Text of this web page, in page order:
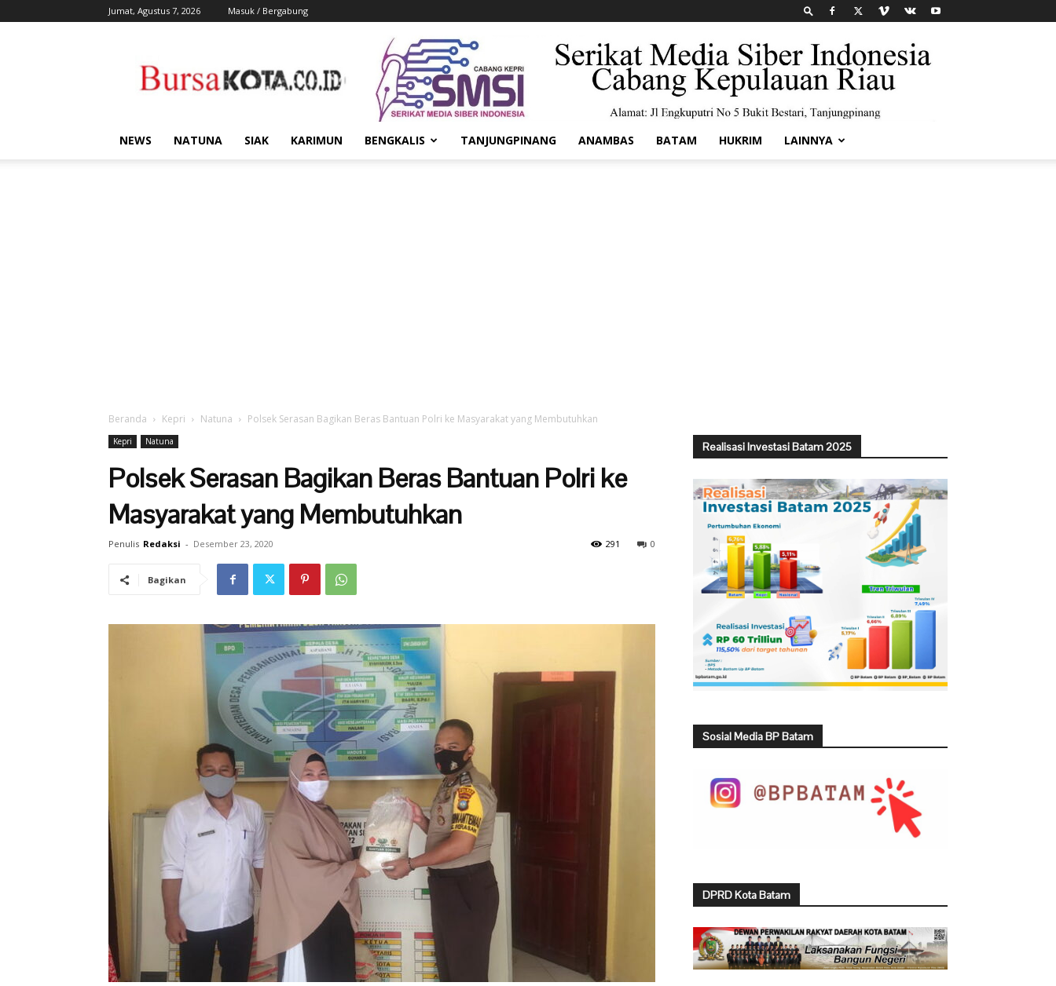
Jumat, Agustus 7, 2026 Masuk / Bergabung
Kota
NEWS NATUNA SIAK KARIMUN BENGKALIS TANJUNGPINANG ANAMBAS BATAM HUKRIM LAINNYA
Beranda Kepri Natuna Polsek Serasan Bagikan Beras Bantuan Polri ke Masyarakat yang Membutuhkan
Kepri Natuna
Polsek Serasan Bagikan Beras Bantuan Polri ke
Masyarakat yang Membutuhkan
Penulis Redaksi - Desember 23, 2020 0
291
Bagikan
Realisasi Investasi Batam 2025
Sosial Media BP Batam
DPRD Kota Batam